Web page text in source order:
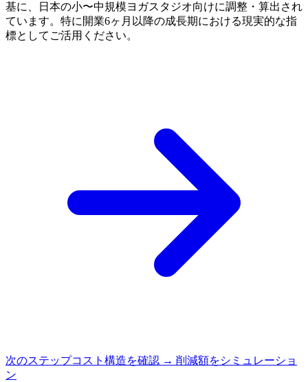
基に、日本の小〜中規模ヨガスタジオ向けに調整・算出され
ています。特に開業6ヶ月以降の成長期における現実的な指
標としてご活用ください。
次のステップコスト構造を確認 → 削減額をシミュレーショ
ン